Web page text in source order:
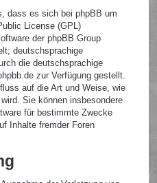
dass es sich bei phpBB um
License (GPL)
der phpBB Group
deutschsprachige
die deutschsprachige
zur Verfügung gestellt.
auf die Art und Weise, wie
Sie können insbesondere
für bestimmte Zwecke
Inhalte fremder Foren